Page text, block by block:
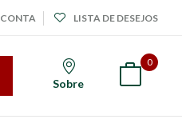
LISTA DE DESEJOS
Sobre
0